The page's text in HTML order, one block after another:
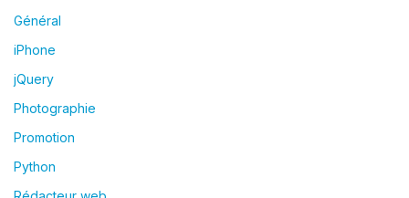
Général
iPhone
jQuery
Photographie
Promotion
Python